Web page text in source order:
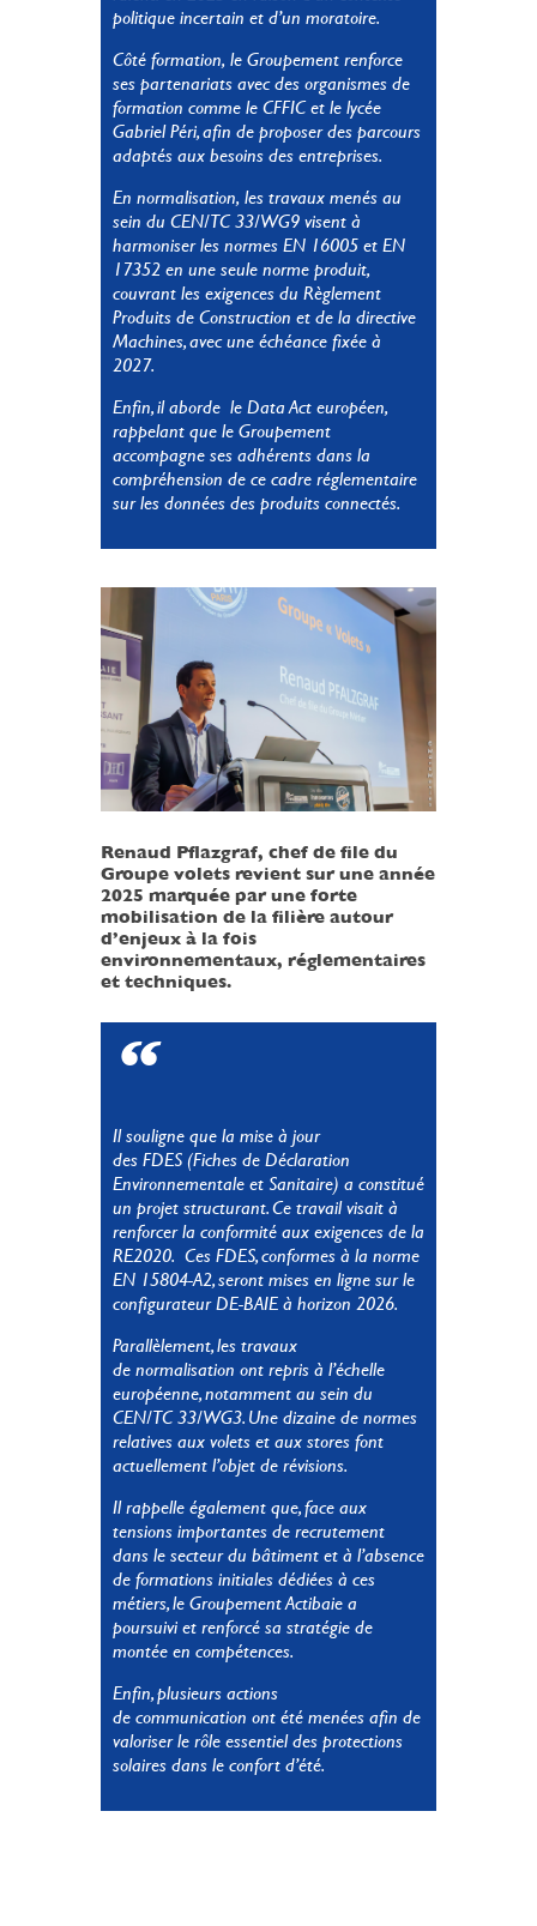
politique incertain et d’un moratoire.
Côté formation, le Groupement renforce
ses partenariats avec des organismes de
formation comme le CFFIC et le lycée
Gabriel Péri, afin de proposer des parcours
adaptés aux besoins des entreprises.
En normalisation, les travaux menés au
sein du CEN/TC 33/WG9 visent à
harmoniser les normes EN 16005 et EN
17352 en une seule norme produit,
couvrant les exigences du Règlement
Produits de Construction et de la directive
Machines, avec une échéance fixée à
2027.
Enfin, il aborde le Data Act européen,
rappelant que le Groupement
accompagne ses adhérents dans la
compréhension de ce cadre réglementaire
sur les données des produits connectés.
Renaud Pflazgraf, chef de file du
Groupe volets revient sur une année
2025 marquée par une forte
mobilisation de la filière autour
d’enjeux à la fois
environnementaux, réglementaires
et techniques.
Il souligne que la mise à jour
des FDES (Fiches de Déclaration
Environnementale et Sanitaire) a constitué
un projet structurant. Ce travail visait à
renforcer la conformité aux exigences de la
RE2020. Ces FDES, conformes à la norme
EN 15804-A2, seront mises en ligne sur le
configurateur DE-BAIE à horizon 2026.
Parallèlement, les travaux
de normalisation ont repris à l’échelle
européenne, notamment au sein du
CEN/TC 33/WG3. Une dizaine de normes
relatives aux volets et aux stores font
actuellement l’objet de révisions.
Il rappelle également que, face aux
tensions importantes de recrutement
dans le secteur du bâtiment et à l’absence
de formations initiales dédiées à ces
métiers, le Groupement Actibaie a
poursuivi et renforcé sa stratégie de
montée en compétences.
Enfin, plusieurs actions
de communication ont été menées afin de
valoriser le rôle essentiel des protections
solaires dans le confort d’été.